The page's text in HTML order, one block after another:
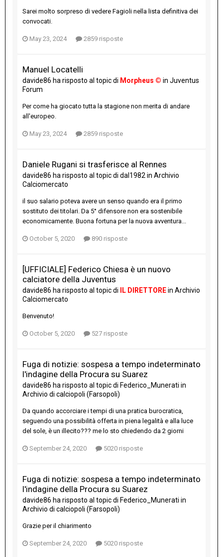
Sarei molto sorpreso di vedere Fagioli nella lista definitiva dei
convocati.
May 23, 2024 2859 risposte
Manuel Locatelli
davide86 ha risposto al topic di Morpheus © in Juventus
Forum
Per come ha giocato tutta la stagione non merita di andare
all'europeo.
May 23, 2024 2859 risposte
Daniele Rugani si trasferisce al Rennes
davide86 ha risposto al topic di dal1982 in Archivio
Calciomercato
il suo salario poteva avere un senso quando era il primo
sostituto dei titolari. Da 5° difensore non era sostenibile
economicamente. Buona fortuna per la nuova avventura...
October 5, 2020 890 risposte
[UFFICIALE] Federico Chiesa è un nuovo
calciatore della Juventus
davide86 ha risposto al topic di IL DIRETTOREin Archivio
Calciomercato
Benvenuto!
October 5, 2020 527 risposte
Fuga di notizie: sospesa a tempo indeterminato
l'indagine della Procura su Suarez
davide86 ha risposto al topic di Federico_Munerati in
Archivio di calciopoli (Farsopoli)
Da quando accorciare i tempi di una pratica burocratica,
seguendo una possibilità offerta in piena legalità e alla luce
del sole, è un illecito??? me lo sto chiedendo da 2 giorni
September 24, 2020 5020 risposte
Fuga di notizie: sospesa a tempo indeterminato
l'indagine della Procura su Suarez
davide86 ha risposto al topic di Federico_Munerati in
Archivio di calciopoli (Farsopoli)
Grazie per il chiarimento
September 24, 2020 5020 risposte